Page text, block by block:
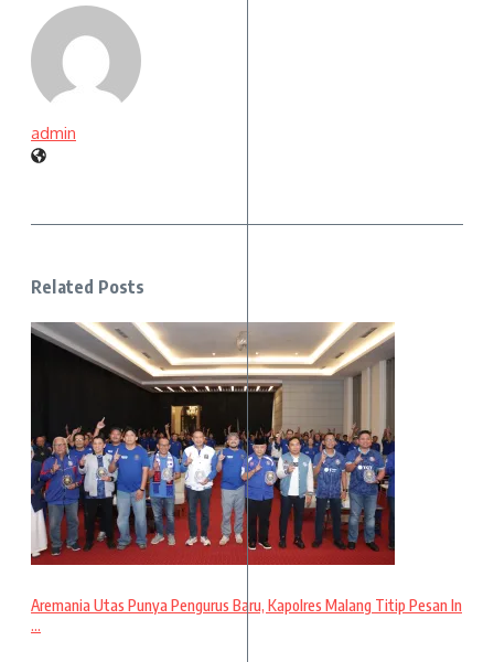
admin
Related Posts
Aremania Utas Punya Pengurus Baru, Kapolres Malang Titip Pesan In
...